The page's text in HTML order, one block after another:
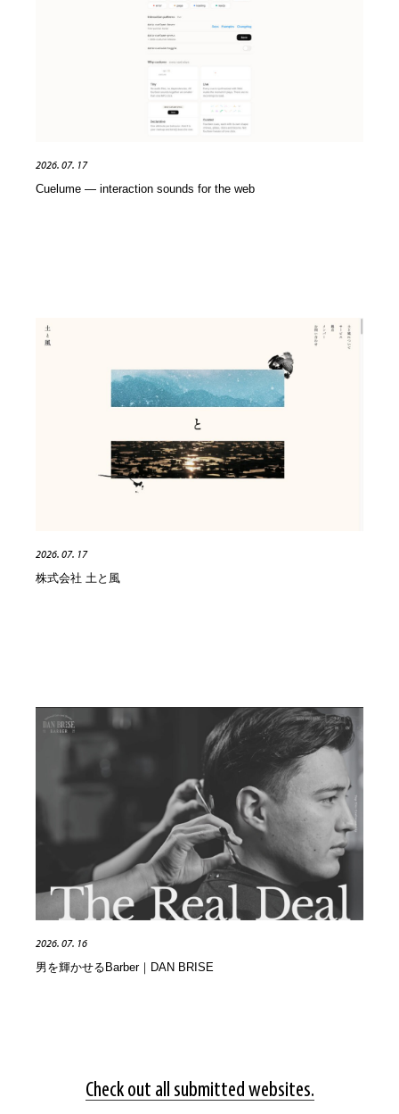
2026. 07. 17
Cuelume — interaction sounds for the web
2026. 07. 17
株式会社 土と風
2026. 07. 16
男を輝かせるBarber｜DAN BRISE
Check out all submitted websites.